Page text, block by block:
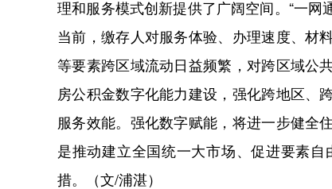
理和服务模式创新提供了广阔空间。“一网
当前，缴存人对服务体验、办理速度、材
等要素跨区域流动日益频繁，对跨区域公
房公积金数字化能力建设，强化跨地区、
服务效能。强化数字赋能，将进一步健全
是推动建立全国统一大市场、促进要素
措。（文/浦湛）